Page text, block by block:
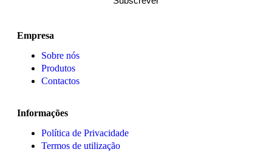
Empresa
Sobre nós
Produtos
Contactos
Informações
Política de Privacidade
Termos de utilização